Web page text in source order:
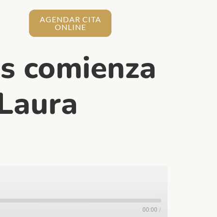
AGENDAR CITA
ONLINE
comienza
00:00 /